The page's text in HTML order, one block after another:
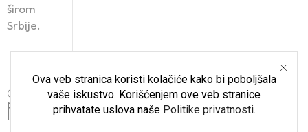
Ova veb stranica koristi kolačiće kako bi poboljšala
vaše iskustvo. Korišćenjem ove veb stranice
prihvatate uslova naše Politike privatnosti.
širom
Srbije.
© Roanda Komerc 2025. Sva
prava zadržana.
Izrada sajta i SEO: STRIX